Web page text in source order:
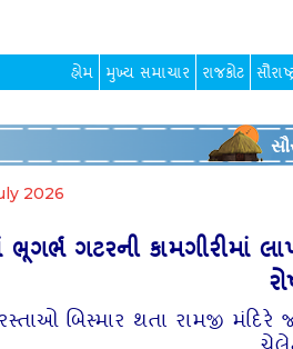
હોમ મુખ્ય સમાચાર રાજકોટ
2026
ગટરની કામગીરીમાં
બિસ્માર થતા રામજી